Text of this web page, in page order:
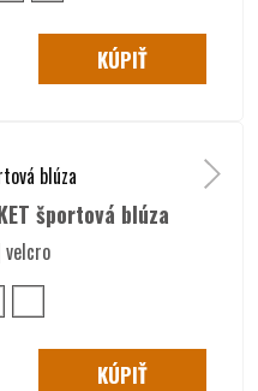
KÚPIŤ
športová blúza
KÚPIŤ